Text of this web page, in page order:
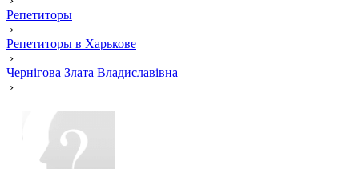
Репетиторы
›
Репетиторы в Харькове
›
Чернігова Злата Владиславівна
›